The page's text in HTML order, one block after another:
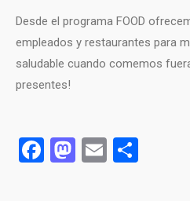
Desde el programa FOOD
empleados y restaurantes para
saludable cuando comemos
presentes!
Facebook
Mastodon
Email